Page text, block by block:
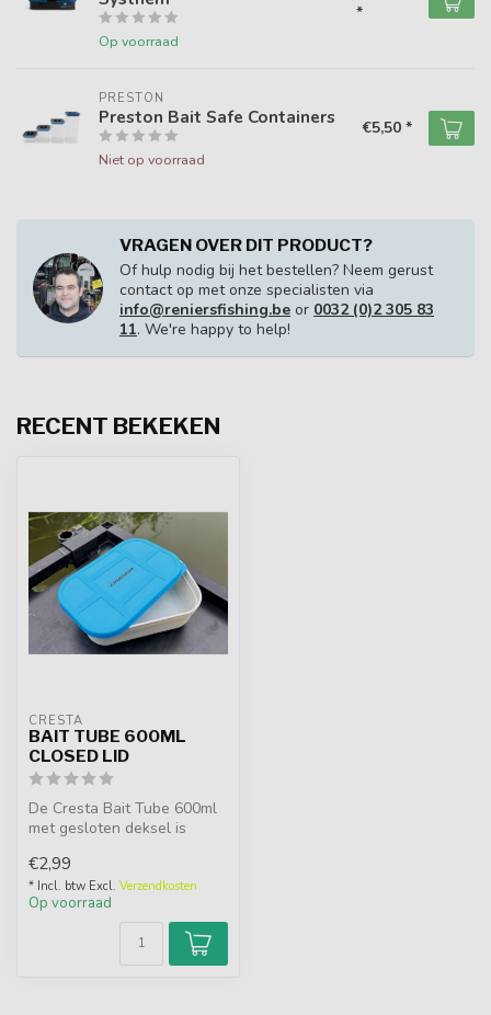
Op voorraad
*
PRESTON
Preston Bait Safe Containers
Niet op voorraad
€5,50 *
VRAGEN OVER DIT PRODUCT?
Of hulp nodig bij het bestellen? Neem gerust
contact op met onze specialisten via
info@reniersfishing.be or 0032 (0)2 305 83
11. We're happy to help!
RECENT BEKEKEN
CRESTA
BAIT TUBE 600ML
CLOSED LID
De Cresta Bait Tube 600ml
met gesloten deksel is
vervoere...
€2,99
* Incl. btw Excl. Verzendkosten
Op voorraad